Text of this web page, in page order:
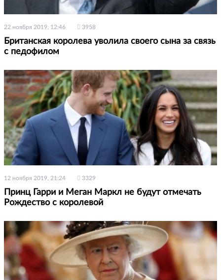
22 ноября 2019, 12:46 3958
Британская королева уволила своего сына за связь
с педофилом
12 ноября 2019, 21:24 3329
Принц Гарри и Меган Маркл не будут отмечать
Рождество с королевой